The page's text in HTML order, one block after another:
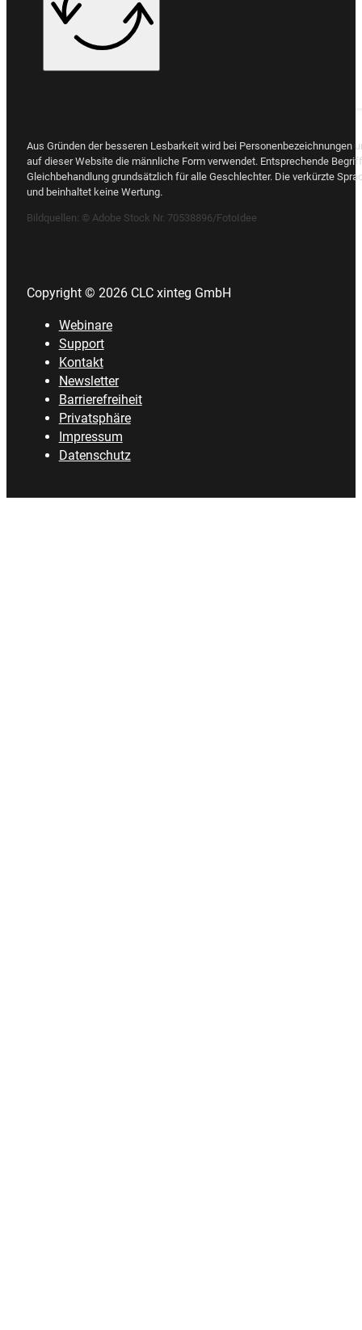
Aus Gründen der besseren Lesbarkeit wird bei Personenbezeichnungen
auf dieser Website die männliche Form verwendet. Entsprechende
Gleichbehandlung grundsätzlich für alle Geschlechter. Die verkürzte
und beinhaltet keine Wertung.
Bildquellen: © Adobe Stock Nr. 70538896/FotoIdee
Copyright © 2026 CLC xinteg GmbH
Webinare
Support
Kontakt
Newsletter
Barrierefreiheit
Privatsphäre
Impressum
Datenschutz